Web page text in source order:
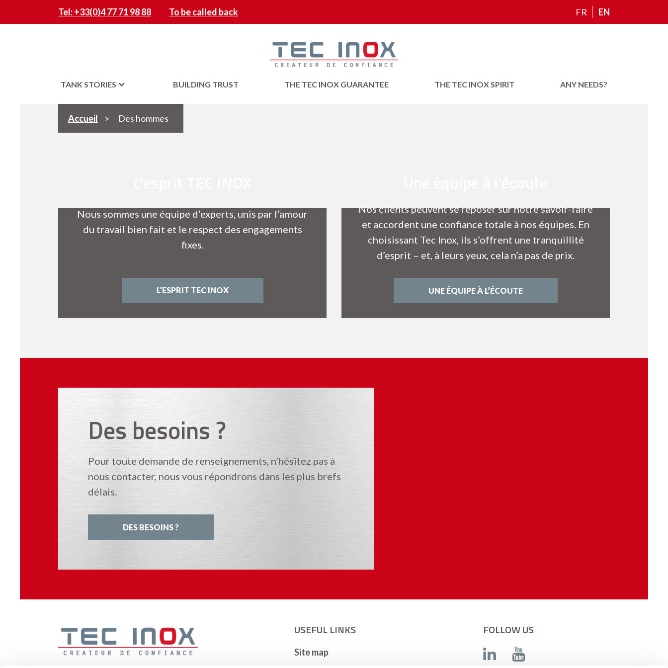
Tel: +33(0)4 77 71 98 88 To be called back FR EN
TANK STORIES BUILDING TRUST THE TEC INOX GUARANTEE THE TEC INOX SPIRIT ANY NEEDS?
Accueil > Des hommes
Nous sommes une équipe d’experts, unis par l’amour
du travail bien fait et le respect des engagements
fixes.
L’ESPRIT TEC INOX
Nos clients peuvent se reposer sur notre savoir-faire
et accordent une confiance totale à nos équipes. En
choisissant Tec Inox, ils s’offrent une tranquillité
d’esprit – et, à leurs yeux, cela n’a pas de prix.
UNE ÉQUIPE À L’ÉCOUTE
Des besoins ?
Pour toute demande de renseignements, n’hésitez pas à
nous contacter, nous vous répondrons dans les plus brefs
délais.
DES BESOINS ?
USEFUL LINKS
Site map
FOLLOW US
LinkedinYoutube